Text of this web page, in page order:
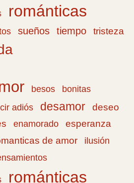
románticas
sueños tiempo
tristeza
besos
bonitas
adiós desamor deseo
enamorado esperanza
de amor
ilusión
románticas